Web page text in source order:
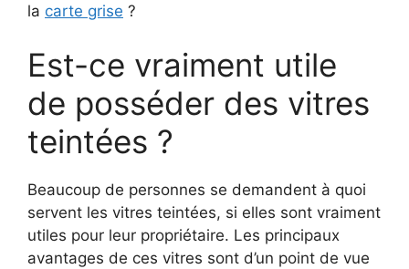
la carte grise ?
Est-ce vraiment utile
de posséder des vitres
teintées ?
Beaucoup de personnes se demandent à quoi
servent les vitres teintées, si elles sont vraiment
utiles pour leur propriétaire. Les principaux
avantages de ces vitres sont d’un point de vue